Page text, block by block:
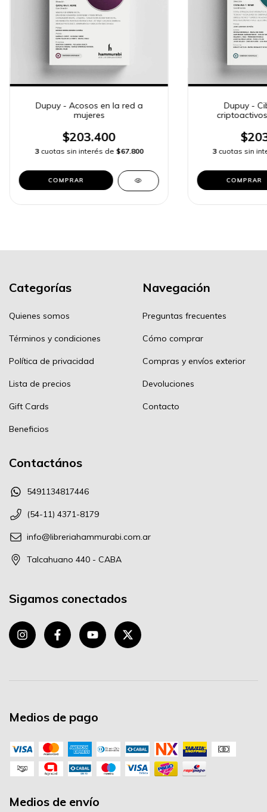
Dupuy - Acosos en la red a
mujeres
$203.400
3 cuotas sin interés de $67.800
COMPRAR
Dupuy -
3 cuotas sin
COMPRAR
Categorías
Quienes somos
Términos y condiciones
Política de privacidad
Lista de precios
Gift Cards
Beneficios
Navegación
Preguntas frecuentes
Cómo comprar
Compras y envíos exterior
Devoluciones
Contacto
Contactános
5491134817446
(54-11) 4371-8179
info@libreriahammurabi.com.ar
Talcahuano 440 - CABA
Sigamos conectados
Medios de pago
Medios de envío